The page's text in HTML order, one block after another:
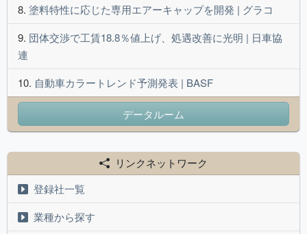
塗料特性に応じた専用エアーキャップを開発 | グラコ
団体交渉で工賃18.8％値上げ、処遇改善に光明 | 日車協
連
自動車カラートレンド予測発表 | BASF
データルーム
リンクネットワーク
登録社一覧
業種から探す